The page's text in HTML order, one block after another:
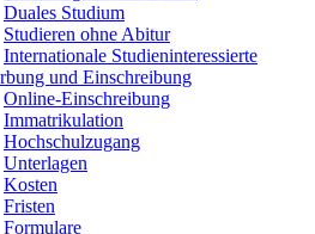
Duales Studium
Studieren ohne Abitur
Internationale Studieninteressierte
und Einschreibung
Online-Einschreibung
Immatrikulation
Hochschulzugang
Unterlagen
Kosten
Fristen
Formulare